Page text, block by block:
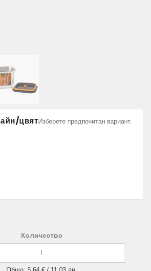
цвятИзберете предпочитан вариант.
Количество